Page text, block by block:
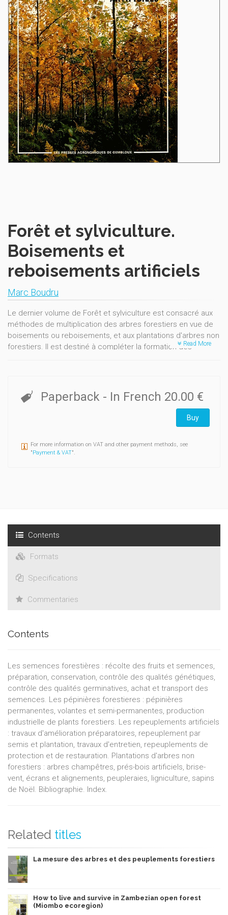
Forêt et sylviculture.
Boisements et
reboisements artificiels
Marc Boudru
Le dernier volume de Forêt et sylviculture est consacré aux
méthodes de multiplication des arbres forestiers en vue de
boisements ou reboisements, et aux plantations d'arbres non
forestiers. Il est destiné à compléter la formation des
clarté d'expression du professeur BOUDRU, où s'allient à la
fois compétence et simplicité, sous-tendues par une
certaine philosophie de la sylviculture." (Revue forestière
Read More
Paperback - In French 20.00 €
Buy
For more information on VAT and other payment methods, see
"Payment & VAT".
Contents
Formats
Specifications
Commentaries
Contents
Les semences forestières : récolte des fruits et semences,
préparation, conservation, contrôle des qualités génétiques,
contrôle des qualités germinatives, achat et transport des
semences. Les pépinières forestieres : pépinières
permanentes, volantes et semi-permanentes, production
industrielle de plants forestiers. Les repeuplements artificiels
: travaux d'amélioration préparatoires, repeuplement par
semis et plantation, travaux d'entretien, repeuplements de
protection et de restauration. Plantations d'arbres non
forestiers : arbres champêtres, prés-bois artificiels, brise-
vent, écrans et alignements, peupleraies, ligniculture, sapins
de Noël. Bibliographie. Index.
Related titles
La mesure des arbres et des peuplements forestiers
How to live and survive in Zambezian open forest
(Miombo ecoregion)